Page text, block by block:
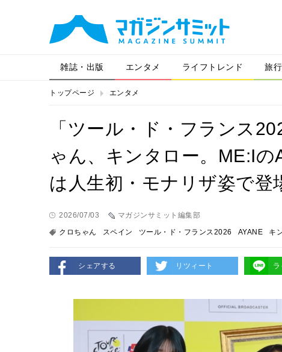
雑誌・出版 エンタメ ライフトレンド 旅
トップページ エンタメ
「ツール・ド・フランス
ゃん、キンタロー。ME:Iの
は人生初・モナリザ姿で登
2026/07/03
マガジンサミット編集部
クロちゃん
スペイン ツール・ド・フランス2026 AYANE キ
シェアする リツィート